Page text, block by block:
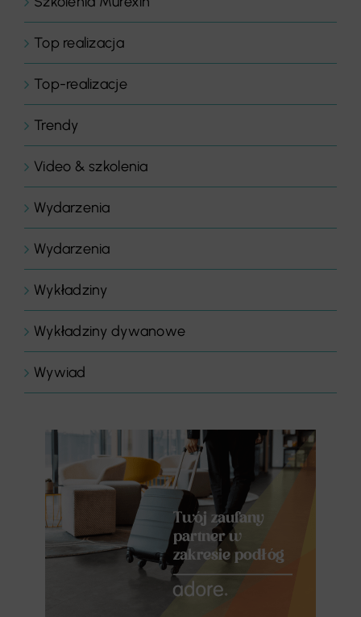
Top realizacja
Top-realizacje
Trendy
Video & szkolenia
Wydarzenia
Wydarzenia
Wykładziny
Wykładziny dywanowe
Wywiad